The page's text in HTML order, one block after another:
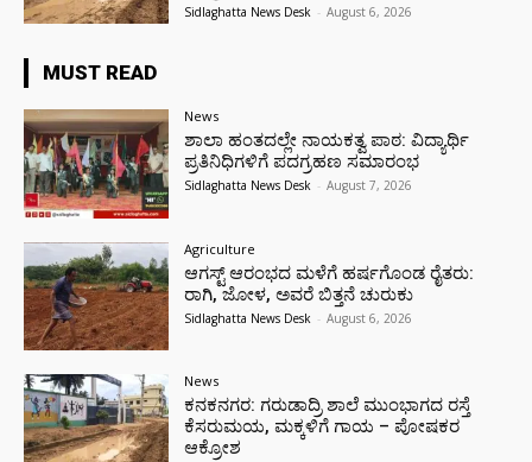
Sidlaghatta News Desk - August 6, 2026
MUST READ
News
ಶಾಲಾ ಹಂತದಲ್ಲೇ ನಾಯಕತ್ವ ಪಾಠ: ವಿದ್ಯಾರ್ಥಿ
ಪ್ರತಿನಿಧಿಗಳಿಗೆ ಪದಗ್ರಹಣ ಸಮಾರಂಭ
Sidlaghatta News Desk - August 7, 2026
Agriculture
ಆಗಸ್ಟ್ ಆರಂಭದ ಮಳೆಗೆ ಹರ್ಷಗೊಂಡ ರೈತರು:
ರಾಗಿ, ಜೋಳ, ಅವರೆ ಬಿತ್ತನೆ ಚುರುಕು
Sidlaghatta News Desk - August 6, 2026
News
ಕನಕನಗರ: ಗರುಡಾದ್ರಿ ಶಾಲೆ ಮುಂಭಾಗದ ರಸ್ತೆ
ಕೆಸರುಮಯ, ಮಕ್ಕಳಿಗೆ ಗಾಯ – ಪೋಷಕರ
ಆಕ್ರೋಶ